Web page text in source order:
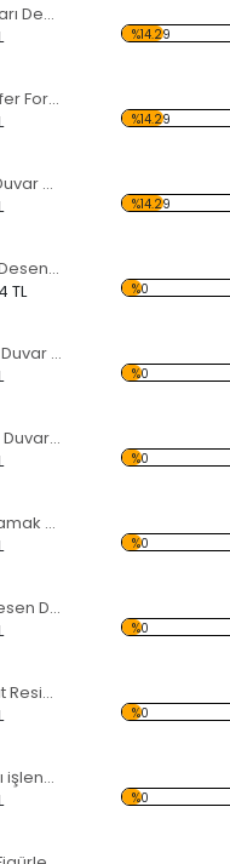
Deniz Kabukları Desen Duvar Panosu
%14.29
Savaşçı Motilfer Forex Tablo
%14.29
Gitar Desen Duvar Panosu
%14.29
5 Silahşörler Desen Duvar Panosu
TL %0
İskele Desen Duvar Panosu
%0
Vapur Desen Duvar Panosu
%0
Kumsal Ve Hamak Desen Duvar Panosu
%0
Play Tunes Desen Duvar Panosu
%0
Modern Soyut Resim 22 Forex Tablo
%0
Dünya Kıtaları işlenmiş İnsan Yüzü Forex Tablo
%0